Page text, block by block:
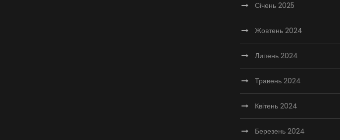
Січень 2025
Жовтень 2024
Липень 2024
Травень 2024
Квітень 2024
Березень 2024